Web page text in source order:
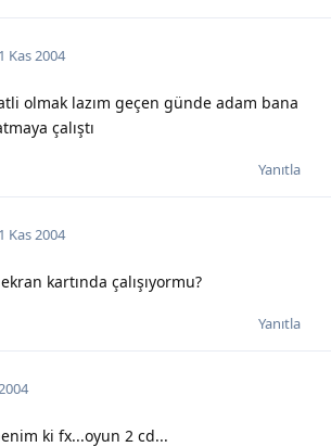
Kas 2004
olmak lazım geçen günde adam bana
çalıştı
Yanıtla
Kas 2004
kartında çalışıyormu?
Yanıtla
ki fx...oyun 2 cd...